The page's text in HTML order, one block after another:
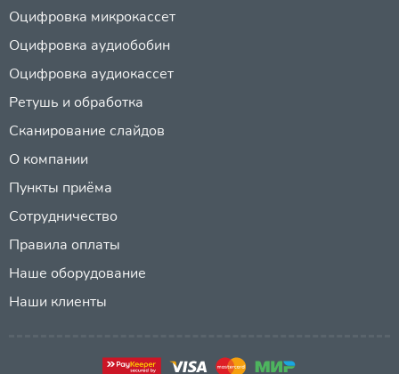
Оцифровка микрокассет
Оцифровка аудиобобин
Оцифровка аудиокассет
Ретушь и обработка
Сканирование слайдов
О компании
Пункты приёма
Сотрудничество
Правила оплаты
Наше оборудование
Наши клиенты